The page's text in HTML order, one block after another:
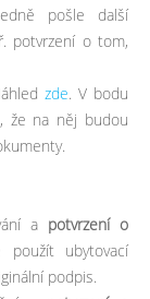
pošle další
potvrzení o tom,
zde. V bodu
že na něj budou
a potvrzení o
ubytovací
podpis.